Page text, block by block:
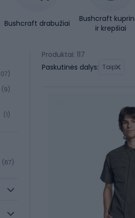
Bushcraft drabužiai
Bushcraft
ir krepšiai
(9)
(1)
(67)
Produktai: 117
Paskutinės dalys: Taip